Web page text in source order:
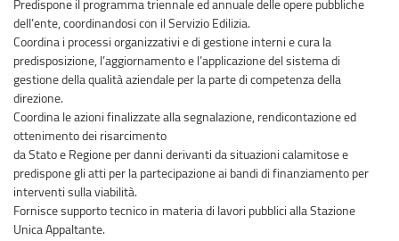
Predispone il programma triennale ed annuale delle opere pubbliche
dell’ente, coordinandosi con il Servizio Edilizia.
Coordina i processi organizzativi e di gestione interni e cura la
predisposizione, l’aggiornamento e l’applicazione del sistema di
gestione della qualità aziendale per la parte di competenza della
direzione.
Coordina le azioni finalizzate alla segnalazione, rendicontazione ed
ottenimento dei risarcimento
da Stato e Regione per danni derivanti da situazioni calamitose e
predispone gli atti per la partecipazione ai bandi di finanziamento per
interventi sulla viabilità.
Fornisce supporto tecnico in materia di lavori pubblici alla Stazione
Unica Appaltante.